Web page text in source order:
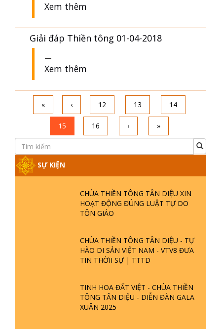
Xem thêm
Giải đáp Thiền tông 01-04-2018
Xem thêm
« ‹ 12 13 14
15 16 › »
SỰ KIỆN
CHÙA THIỀN TÔNG TÂN DIỆU XIN
HOẠT ĐỘNG ĐÚNG LUẬT TỰ DO
TÔN GIÁO
CHÙA THIỀN TÔNG TÂN DIỆU - TỰ
HÀO DI SẢN VIỆT NAM - VTV8 ĐƯA
TIN THỜII SỰ | TTTD
TINH HOA ĐẤT VIỆT - CHÙA THIỀN
TÔNG TÂN DIỆU - DIỄN ĐÀN GALA
XUÂN 2025